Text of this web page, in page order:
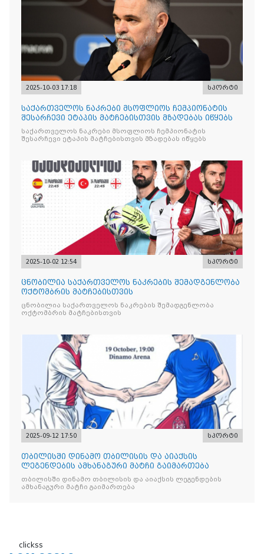
2025-10-03 17:18 სპორტი
საქართველოს ნაკრები მსოფლიოს ჩემპიონატის
შესარჩევი ეტაპის მატჩებისთვის მზადებას იწყებს
საქართველოს ნაკრები მსოფლიოს ჩემპიონატის
შესარჩევი ეტაპის მატჩებისთვის მზადებას იწყებს
2025-10-02 12:54 სპორტი
ცნობილია საქართველოს ნაკრების შემადგენლობა
ოქტომბრის მატჩებისთვის
ცნობილია საქართველოს ნაკრების შემადგენლობა
ოქტომბრის მატჩებისთვის
2025-09-12 17:50 სპორტი
თბილისში დინამო თბილისის და აიაქსის
ლეგენდების ამხანაგური მატჩი გაიმართება
თბილისში დინამო თბილისის და აიაქსის ლეგენდების
ამხანაგური მატჩი გაიმართება
clickss